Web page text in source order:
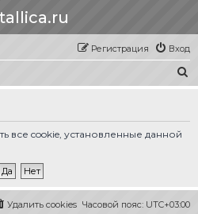
Вход
Регистрация
все cookie, установленные данной
Часовой пояс: UTC+03:00
Удалить cookies